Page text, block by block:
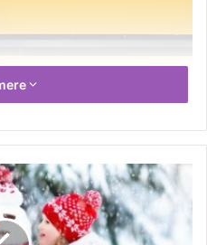
er nøglen til succes. Det
den enkelte de færdigheder
for at få succes i den
kan hjælpe dig med
eller endda fremme din